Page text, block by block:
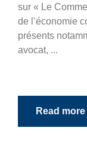
sur « Le
de l’économie
présents
avocat, ...
Read more